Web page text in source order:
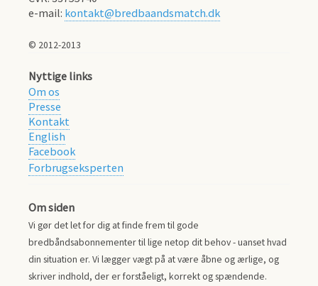
e-mail: kontakt@bredbaandsmatch.dk
© 2012-2013
Nyttige links
Om os
Presse
Kontakt
English
Facebook
Forbrugseksperten
Om siden
Vi gør det let for dig at finde frem til gode
bredbåndsabonnementer til lige netop dit behov - uanset hvad
din situation er. Vi lægger vægt på at være åbne og ærlige, og
skriver indhold, der er forståeligt, korrekt og spændende.